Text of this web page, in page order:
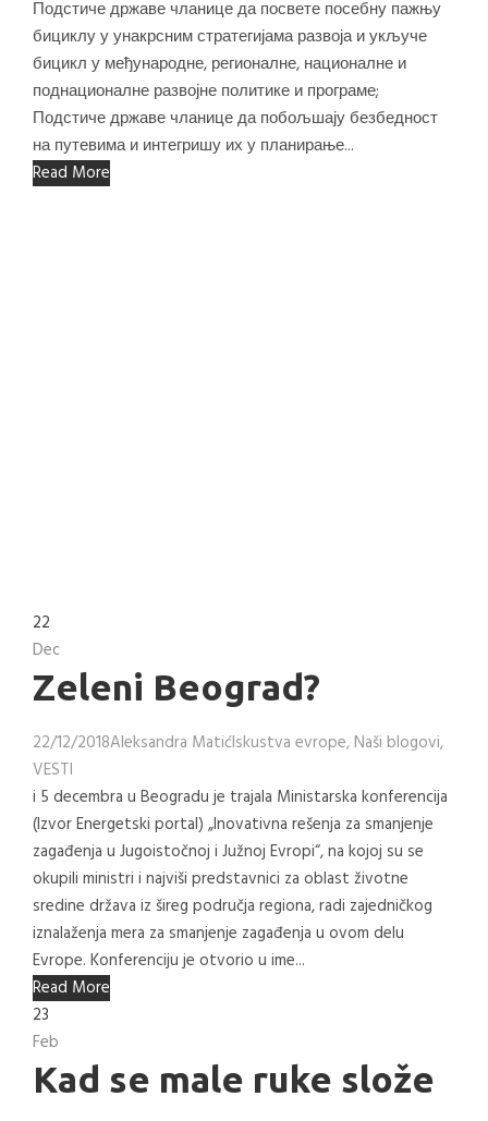
Подстиче државе чланице да посвете посебну пажњу
бициклу у унакрсним стратегијама развоја и укључе
бицикл у међународне, регионалне, националне и
поднационалне развојне политике и програме;
Подстиче државе чланице да побољшају безбедност
на путевима и интегришу их у планирање...
Read More
22
Dec
Zeleni Beograd?
22/12/2018Aleksandra MatićIskustva evrope, Naši blogovi,
VESTI
i 5 decembra u Beogradu je trajala Ministarska konferencija
(Izvor Energetski portal) „Inovativna rešenja za smanjenje
zagađenja u Jugoistočnoj i Južnoj Evropi“, na kojoj su se
okupili ministri i najviši predstavnici za oblast životne
sredine država iz šireg područja regiona, radi zajedničkog
iznalaženja mera za smanjenje zagađenja u ovom delu
Evrope. Konferenciju je otvorio u ime...
Read More
23
Feb
Kad se male ruke slože